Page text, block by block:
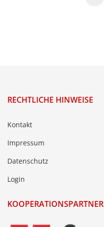
RECHTLICHE HINWEISE
Kontakt
Impressum
Datenschutz
Login
KOOPERATIONSPARTNER